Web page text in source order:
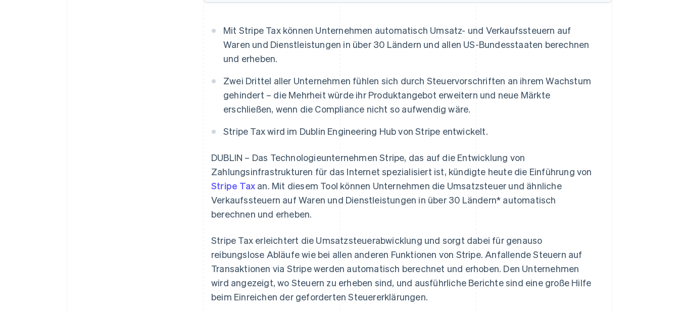
Mit Stripe Tax können Unternehmen automatisch Umsatz- und Verkaufssteuern auf
Waren und Dienstleistungen in über 30 Ländern und allen US-Bundesstaaten berechnen
und erheben.
Zwei Drittel aller Unternehmen fühlen sich durch Steuervorschriften an ihrem Wachstum
gehindert – die Mehrheit würde ihr Produktangebot erweitern und neue Märkte
erschließen, wenn die Compliance nicht so aufwendig wäre.
Stripe Tax wird im Dublin Engineering Hub von Stripe entwickelt.
DUBLIN – Das Technologieunternehmen Stripe, das auf die Entwicklung von
Zahlungsinfrastrukturen für das Internet spezialisiert ist, kündigte heute die Einführung von
Stripe Tax an. Mit diesem Tool können Unternehmen die Umsatzsteuer und ähnliche
Verkaufssteuern auf Waren und Dienstleistungen in über 30 Ländern* automatisch
berechnen und erheben.
Stripe Tax erleichtert die Umsatzsteuerabwicklung und sorgt dabei für genauso
reibungslose Abläufe wie bei allen anderen Funktionen von Stripe. Anfallende Steuern auf
Transaktionen via Stripe werden automatisch berechnet und erhoben. Den Unternehmen
wird angezeigt, wo Steuern zu erheben sind, und ausführliche Berichte sind eine große Hilfe
beim Einreichen der geforderten Steuererklärungen.